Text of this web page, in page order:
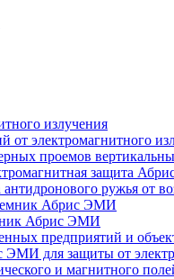
излучения
от электромагнитного
проемов
защита
антидронового ружья от
Абрис ЭМИ
Абрис ЭМИ
предприятий и
для защиты от
и магнитного